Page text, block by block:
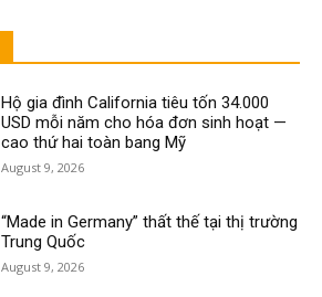
Hộ gia đình California tiêu tốn 34.000
USD mỗi năm cho hóa đơn sinh hoạt —
cao thứ hai toàn bang Mỹ
August 9, 2026
“Made in Germany” thất thế tại thị trường
Trung Quốc
August 9, 2026